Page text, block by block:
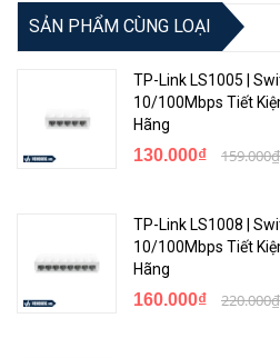
SẢN PHẨM CÙNG LOẠI
TP-Link LS1005 |
10/100Mbps Tiết
Hãng
130.000₫ 159.000₫
TP-Link LS1008 |
10/100Mbps Tiết
Hãng
160.000₫ 220.000₫